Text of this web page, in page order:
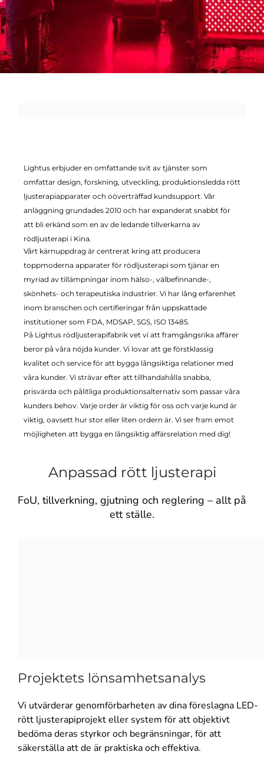
Om oss
Lightus erbjuder en omfattande svit av tjänster som
omfattar design, forskning, utveckling, produktionsledda rött
ljusterapiapparater och oöverträffad kundsupport. Vår
anläggning grundades 2010 och har expanderat snabbt för
att bli erkänd som en av de ledande tillverkarna av
rödljusterapi i Kina.
Vårt kärnuppdrag är centrerat kring att producera
toppmoderna apparater för rödljusterapi som tjänar en
myriad av tillämpningar inom hälso-, välbefinnande-,
skönhets- och terapeutiska industrier. Vi har lång erfarenhet
inom branschen och certifieringar från uppskattade
institutioner som FDA, MDSAP, SGS, ISO 13485.
På Lightus rödljusterapifabrik vet vi att framgångsrika affärer
beror på våra nöjda kunder. Vi lovar att ge förstklassig
kvalitet och service för att bygga långsiktiga relationer med
våra kunder. Vi strävar efter att tillhandahålla snabba,
prisvärda och pålitliga produktionsalternativ som passar våra
kunders behov. Varje order är viktig för oss och varje kund är
viktig, oavsett hur stor eller liten ordern är. Vi ser fram emot
möjligheten att bygga en långsiktig affärsrelation med dig!
Anpassad rött ljusterapi
FoU, tillverkning, gjutning och reglering – allt på
ett ställe.
Projektets lönsamhetsanalys
Vi utvärderar genomförbarheten av dina föreslagna LED-
rött ljusterapiprojekt eller system för att objektivt
bedöma deras styrkor och begränsningar, för att
säkerställa att de är praktiska och effektiva.